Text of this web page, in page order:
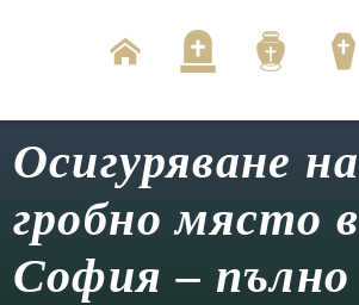
Осигуряване на
гробно място в
София – пълно